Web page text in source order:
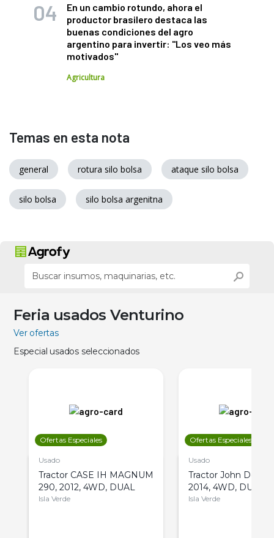
En un cambio rotundo, ahora el
productor brasilero destaca las
buenas condiciones del agro
argentino para invertir: "Los veo más
motivados"
Agricultura
Temas en esta nota
general rotura silo bolsa ataque silo bolsa
silo bolsa silo bolsa argenitna
Feria usados Venturino
Ver ofertas
Especial usados seleccionados
Ofertas Especiales
Usado
Tractor CASE IH MAGNUM
290, 2012, 4WD, DUAL
Isla Verde
Ofertas Especiales
Usado
Tractor John Deere
2014, 4WD, DUAL
Isla Verde